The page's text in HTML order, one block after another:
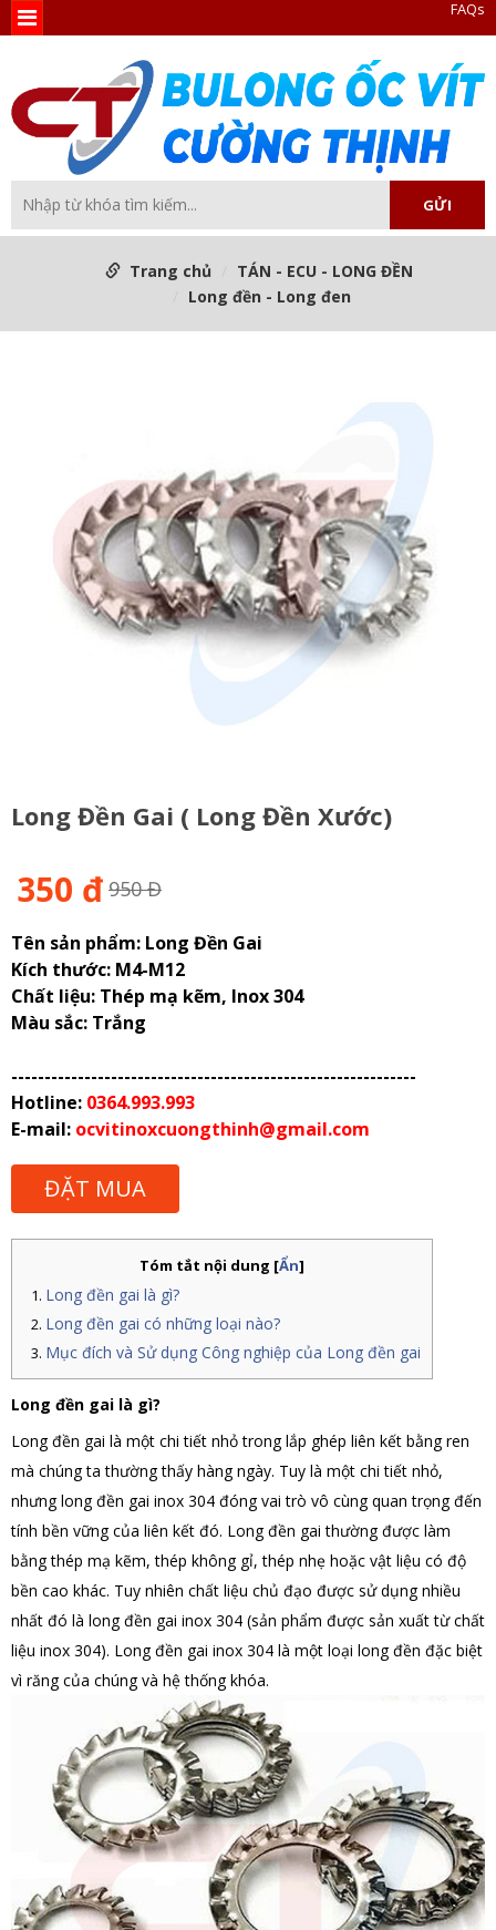
FAQs
Trang chủ
TÁN - ECU - LONG ĐỀN
Long đền - Long đen
Long Đền Gai ( Long Đền Xước)
350 đ 950 Đ
Tên sản phẩm: Long Đền Gai
Kích thước: M4-M12
Chất liệu: Thép mạ kẽm, Inox 304
Màu sắc: Trắng
-------------------------------------------------------------
Hotline: 0364.993.993
E-mail: ocvitinoxcuongthinh@gmail.com
ĐẶT MUA
Tóm tắt nội dung [Ẩn]
Long đền gai là gì?
Long đền gai có những loại nào?
Mục đích và Sử dụng Công nghiệp của Long đền gai
Long đền gai là gì?
Long đền gai là một chi tiết nhỏ trong lắp ghép liên kết bằng ren
mà chúng ta thường thấy hàng ngày. Tuy là một chi tiết nhỏ,
nhưng long đền gai inox 304 đóng vai trò vô cùng quan trọng đến
tính bền vững của liên kết đó. Long đền gai thường được làm
bằng thép mạ kẽm, thép không gỉ, thép nhẹ hoặc vật liệu có độ
bền cao khác. Tuy nhiên chất liệu chủ đạo được sử dụng nhiều
nhất đó là long đền gai inox 304 (sản phẩm được sản xuất từ chất
liệu inox 304). Long đền gai inox 304 là một loại long đền đặc biệt
vì răng của chúng và hệ thống khóa.